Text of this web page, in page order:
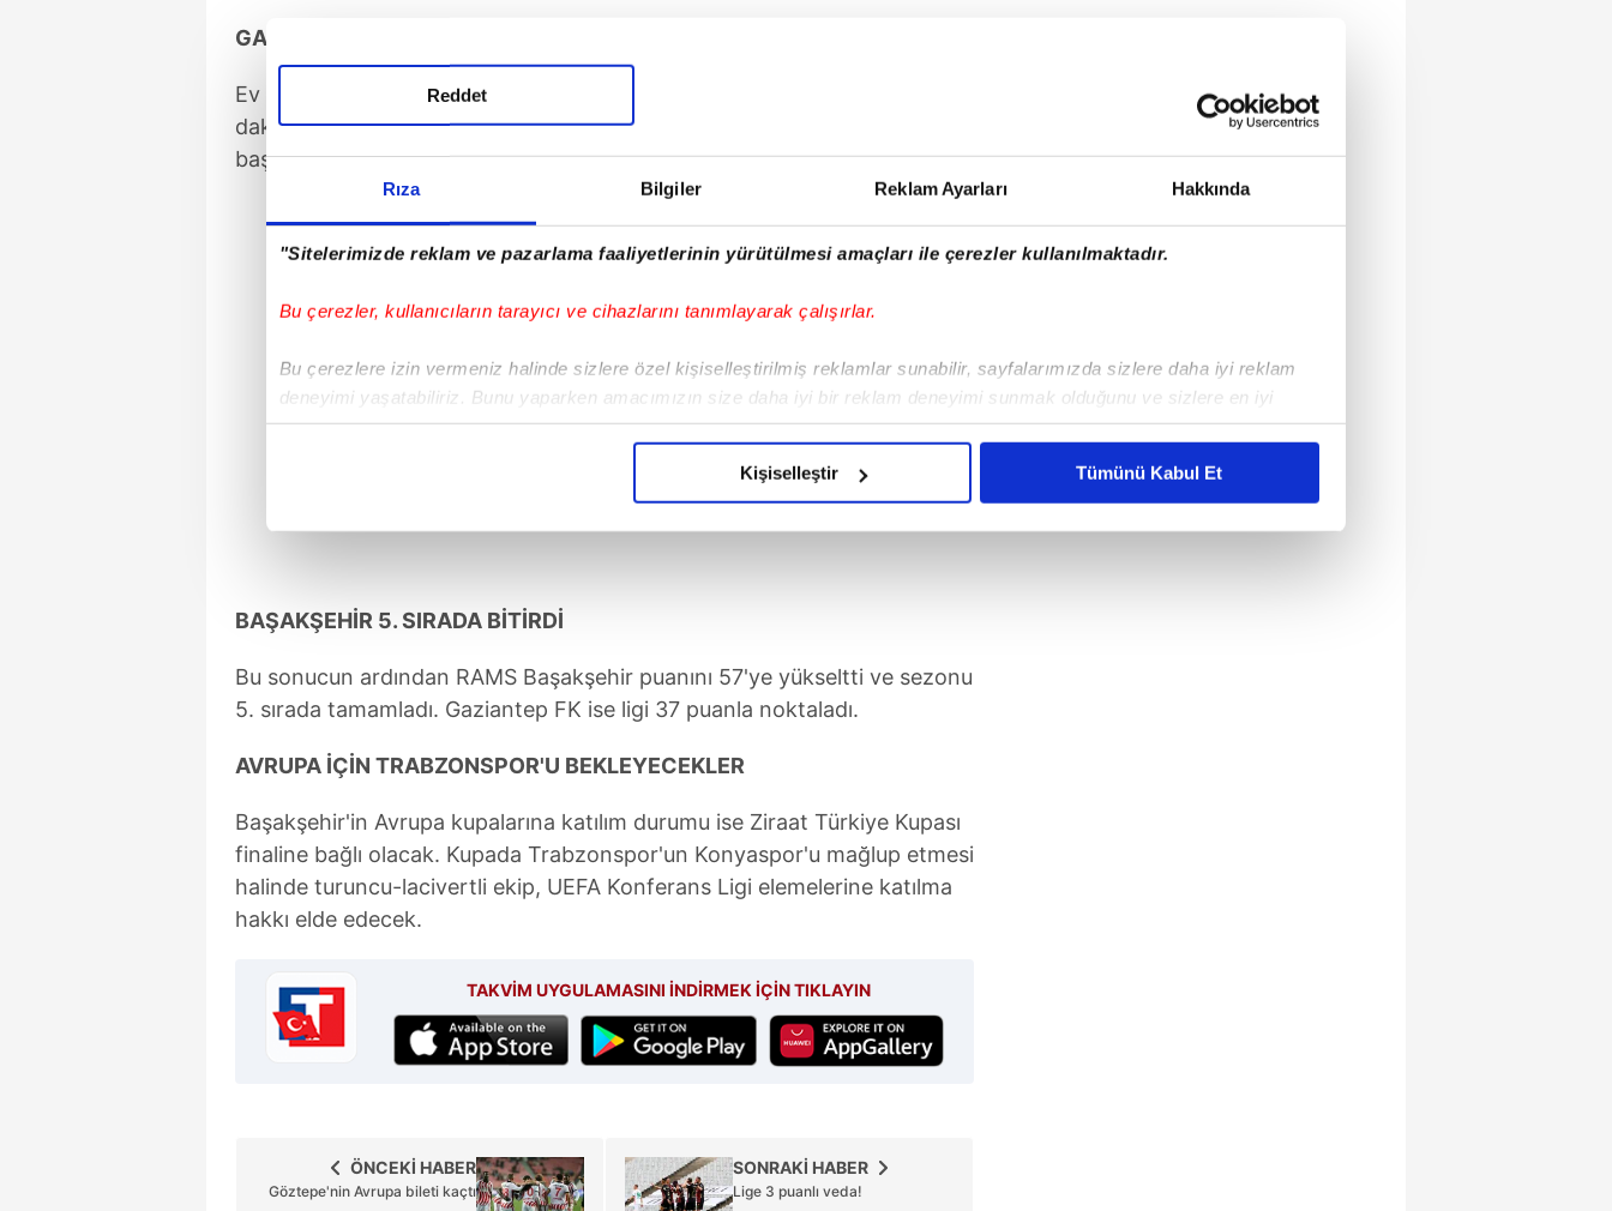
Rıza Bilgiler Reklam Ayarları Hakkında
"Sitelerimizde reklam ve pazarlama faaliyetlerinin yürütülmesi amaçları ile çerezler kullanılmaktadır.
Bu çerezler, kullanıcıların tarayıcı ve cihazlarını tanımlayarak çalışırlar.
Bu çerezlere izin vermeniz halinde sizlere özel kişiselleştirilmiş reklamlar sunabilir, sayfalarımızda sizlere daha iyi reklam
deneyimi yaşatabiliriz. Bunu yaparken amacımızın size daha iyi bir reklam deneyimi sunmak olduğunu ve sizlere en iyi
içerikleri sunabilmek adına elimizden gelen çabayı gösterdiğimizi ve bu noktada, reklamların maliyetlerimizi karşılamak
amacıyla kullanılmaktadır. Diğer çerezler, sitemizin daha işlevsel kılınması ve kişiselleştirilmesi ve sizlere yönelik
Çerezlere ilişkin tercihlerinizi aşağıda yer alan panel vasıtasıyla belirleyebilirsiniz. Çerezlere ilişkin detaylı bilgi için Ayarlar
mevzuata uygun olarak kullanılan çerezlerle ilgili bilgi almak için lütfentıklayınız.
Reddet
Kişiselleştir Tümünü Kabul Et
GAZİANTEP'TEN TEK GOL
Ev sahibi Gaziantep FK, ikinci yarıda farkı azaltmayı başardı. 59.
dakikada Christopher Lungoyi fileleri havalandırdı. Kalan dakikalarda
başka gol olmayınca mücadele Başakşehir'in 2-1 üstünlüğüyle sona erdi.
BAŞAKŞEHİR 5. SIRADA BİTİRDİ
Bu sonucun ardından RAMS Başakşehir puanını 57'ye yükseltti ve sezonu
5. sırada tamamladı. Gaziantep FK ise ligi 37 puanla noktaladı.
AVRUPA İÇİN TRABZONSPOR'U BEKLEYECEKLER
Başakşehir'in Avrupa kupalarına katılım durumu ise Ziraat Türkiye Kupası
finaline bağlı olacak. Kupada Trabzonspor'un Konyaspor'u mağlup etmesi
halinde turuncu-lacivertli ekip, UEFA Konferans Ligi elemelerine katılma
hakkı elde edecek.
TAKVİM UYGULAMASINI İNDİRMEK İÇİN TIKLAYIN
SONRAKİ HABER
Lige 3 puanlı veda!
ÖNCEKİ HABER
Göztepe'nin Avrupa bileti kaçtı